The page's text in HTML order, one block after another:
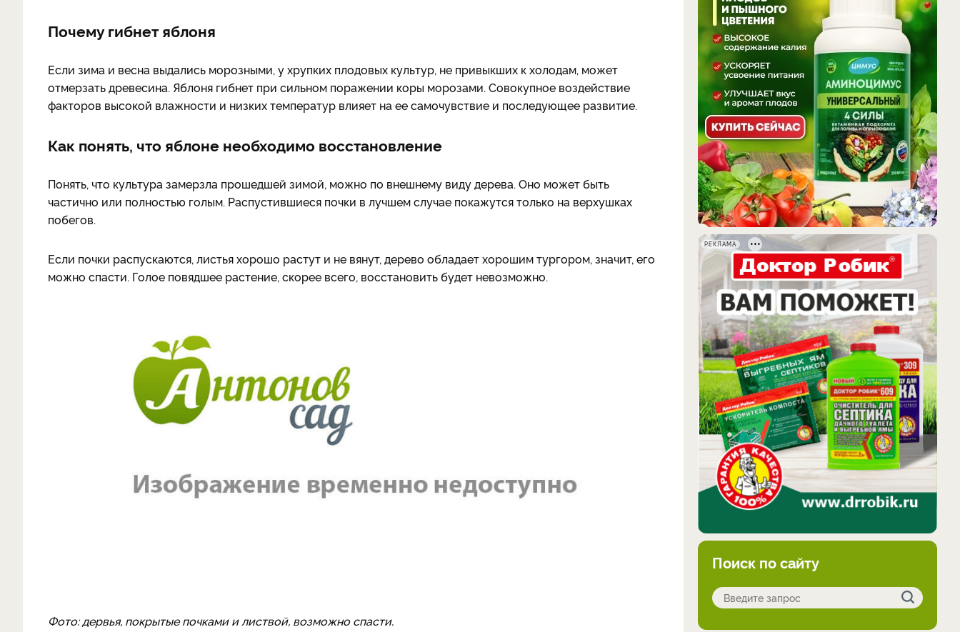
Почему гибнет яблоня
Если зима и весна выдались морозными, у хрупких плодовых культур, не привыкших к холодам, может
отмерзать древесина. Яблоня гибнет при сильном поражении коры морозами. Совокупное воздействие
факторов высокой влажности и низких температур влияет на ее самочувствие и последующее развитие.
Как понять, что яблоне необходимо восстановление
Понять, что культура замерзла прошедшей зимой, можно по внешнему виду дерева. Оно может быть
частично или полностью голым. Распустившиеся почки в лучшем случае покажутся только на верхушках
побегов.
Если почки распускаются, листья хорошо растут и не вянут, дерево обладает хорошим тургором, значит, его
можно спасти. Голое повядшее растение, скорее всего, восстановить будет невозможно.
Фото: дервья, покрытые почками и листвой, возможно спасти.
РЕКЛАМА
Поиск по сайту